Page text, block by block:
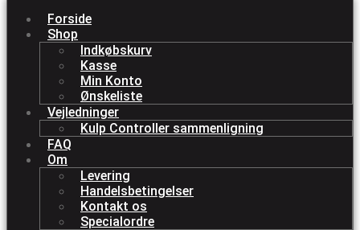
Forside
Shop
Indkøbskurv
Kasse
Min Konto
Ønskeliste
Vejledninger
Kulp Controller sammenligning
FAQ
Om
Levering
Handelsbetingelser
Kontakt os
Specialordre